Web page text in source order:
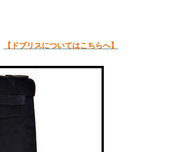
【ドブリスについてはこちらへ】